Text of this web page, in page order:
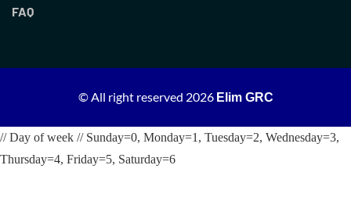
FAQ
© All right reserved 2026 Elim GRC
// Day of week // Sunday=0, Monday=1, Tuesday=2, Wednesday=3,
Thursday=4, Friday=5, Saturday=6